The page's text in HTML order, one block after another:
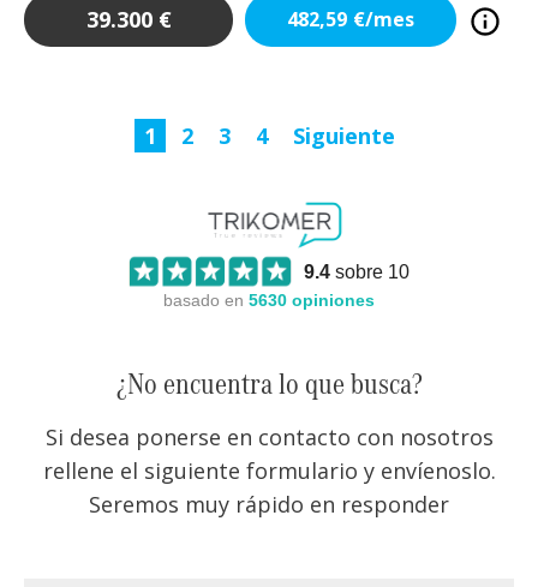
39.300 € 482,59 €/mes
1 2 3 4 Siguiente
9.4sobre 10
basado en 5630 opiniones
¿No encuentra lo que busca?
Si desea ponerse en contacto con nosotros
rellene el siguiente formulario y envíenoslo.
Seremos muy rápido en responder